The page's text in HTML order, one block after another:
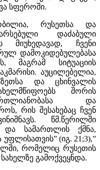
სფეროში.
რუსეთსა და
დაძაბული
მიუხედავად, ჩვენი
დამოკიდებულებასა
მაგრამ სიტუაციის
აუცილებელია,
და ცხინვალის
შორის
და
რის შესახებაც ჩვენ
წმ.წერილში
და სამართლის ქმნა,
(იგ. 21;3),”
რომელიც რუსეთის
გამოქვეყნდა.